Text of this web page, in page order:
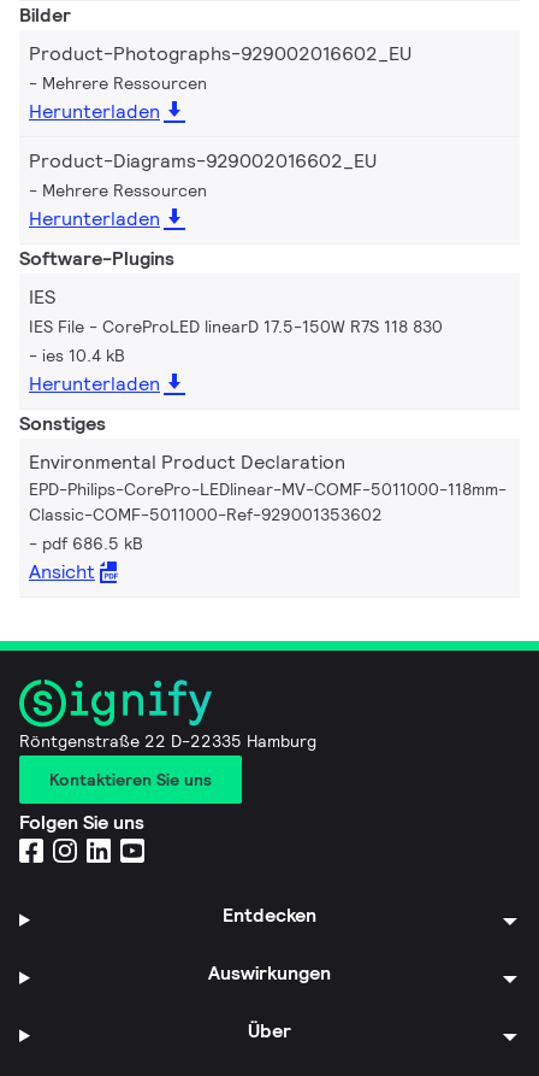
Bilder
Product-Photographs-929002016602_EU
Mehrere Ressourcen
Herunterladen
Product-Diagrams-929002016602_EU
Mehrere Ressourcen
Herunterladen
Software-Plugins
IES
IES File - CoreProLED linearD 17.5-150W R7S 118 830
ies 10.4 kB
Herunterladen
Sonstiges
Environmental Product Declaration
EPD-Philips-CorePro-LEDlinear-MV-COMF-5011000-118mm-
Classic-COMF-5011000-Ref-929001353602
pdf 686.5 kB
Ansicht
Röntgenstraße 22 D-22335 Hamburg
Kontaktieren Sie uns
Folgen Sie uns
Entdecken
Auswirkungen
Über